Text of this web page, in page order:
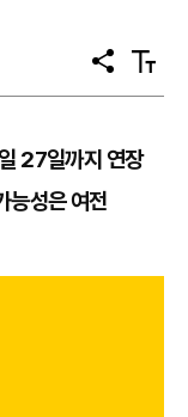
공
유
텍
스
기
27일까지 연장
능성은 여전